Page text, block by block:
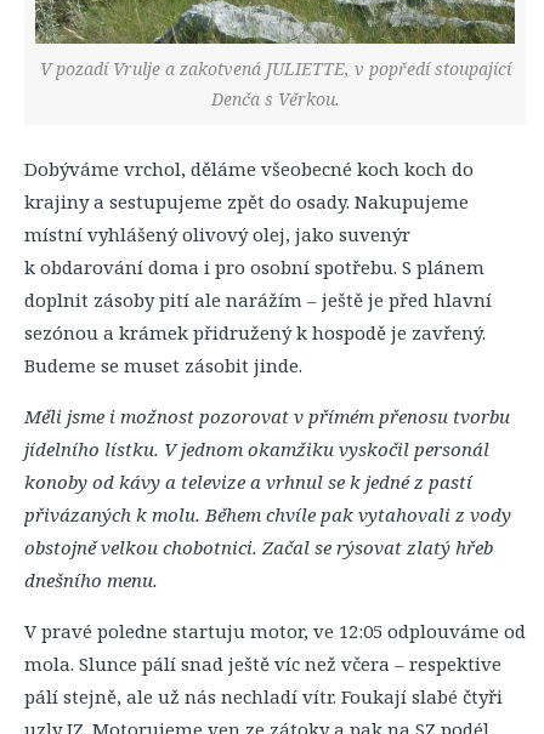
V pozadí Vrulje a zakotvená JULIETTE, v popředí stoupající
Denča s Věrkou.
Dobýváme vrchol, děláme všeobecné koch koch do
krajiny a sestupujeme zpět do osady. Nakupujeme
místní vyhlášený olivový olej, jako suvenýr
k obdarování doma i pro osobní spotřebu. S plánem
doplnit zásoby pití ale narážím – ještě je před hlavní
sezónou a krámek přidružený k hospodě je zavřený.
Budeme se muset zásobit jinde.
Měli jsme i možnost pozorovat v přímém přenosu tvorbu
jídelního lístku. V jednom okamžiku vyskočil personál
konoby od kávy a televize a vrhnul se k jedné z pastí
přivázaných k molu. Během chvíle pak vytahovali z vody
obstojně velkou chobotnici. Začal se rýsovat zlatý hřeb
dnešního menu.
V pravé poledne startuju motor, ve 12:05 odplouváme od
mola. Slunce pálí snad ještě víc než včera – respektive
pálí stejně, ale už nás nechladí vítr. Foukají slabé čtyři
uzly JZ. Motorujeme ven ze zátoky a pak na SZ podél